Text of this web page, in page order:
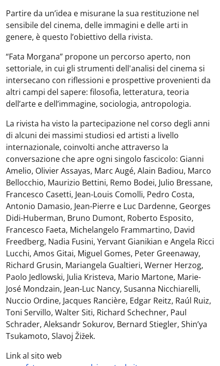
Partire da un’idea e misurane la sua restituzione nel
sensibile del cinema, delle immagini e delle arti in
genere, è questo l’obiettivo della rivista.
“Fata Morgana” propone un percorso aperto, non
settoriale, in cui gli strumenti dell'analisi del cinema si
intersecano con riflessioni e prospettive provenienti da
altri campi del sapere: filosofia, letteratura, teoria
dell’arte e dell’immagine, sociologia, antropologia.
La rivista ha visto la partecipazione nel corso degli anni
di alcuni dei massimi studiosi ed artisti a livello
internazionale, coinvolti anche attraverso la
conversazione che apre ogni singolo fascicolo: Gianni
Amelio, Olivier Assayas, Marc Augé, Alain Badiou, Marco
Bellocchio, Maurizio Bettini, Remo Bodei, Julio Bressane,
Francesco Casetti, Jean-Louis Comolli, Pedro Costa,
Antonio Damasio, Jean-Pierre e Luc Dardenne, Georges
Didi-Huberman, Bruno Dumont, Roberto Esposito,
Francesco Faeta, Michelangelo Frammartino, David
Freedberg, Nadia Fusini, Yervant Gianikian e Angela Ricci
Lucchi, Amos Gitai, Miguel Gomes, Peter Greenaway,
Richard Grusin, Mariangela Gualtieri, Werner Herzog,
Paolo Jedlowski, Julia Kristeva, Mario Martone, Marie-
José Mondzain, Jean-Luc Nancy, Susanna Nicchiarelli,
Nuccio Ordine, Jacques Rancière, Edgar Reitz, Raúl Ruiz,
Toni Servillo, Walter Siti, Richard Schechner, Paul
Schrader, Aleksandr Sokurov, Bernard Stiegler, Shin’ya
Tsukamoto, Slavoj Žižek.
Link al sito web